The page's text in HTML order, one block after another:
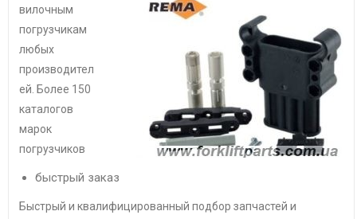
вилочным
погрузчикам
любых
производител
ей. Более 150
каталогов
марок
погрузчиков
быстрый заказ
Быстрый и квалифицированный подбор запчастей и